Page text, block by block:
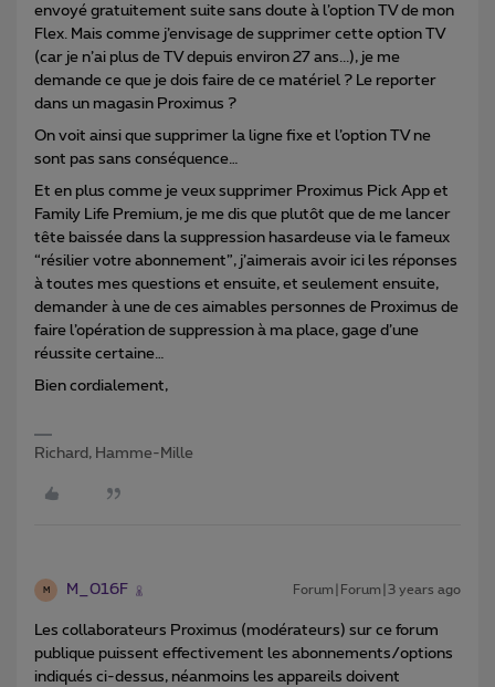
envoyé gratuitement suite sans doute à l’option TV de mon
Flex. Mais comme j’envisage de supprimer cette option TV
(car je n’ai plus de TV depuis environ 27 ans...), je me
demande ce que je dois faire de ce matériel ? Le reporter
dans un magasin Proximus ?
On voit ainsi que supprimer la ligne fixe et l’option TV ne
sont pas sans conséquence…
Et en plus comme je veux supprimer Proximus Pick App et
Family Life Premium, je me dis que plutôt que de me lancer
tête baissée dans la suppression hasardeuse via le fameux
“résilier votre abonnement”, j’aimerais avoir ici les réponses
à toutes mes questions et ensuite, et seulement ensuite,
demander à une de ces aimables personnes de Proximus de
faire l’opération de suppression à ma place, gage d’une
réussite certaine…
Bien cordialement,
Richard, Hamme-Mille
M M_016F Forum|Forum|3 years ago
Les collaborateurs Proximus (modérateurs) sur ce forum
publique puissent effectivement les abonnements/options
indiqués ci-dessus, néanmoins les appareils doivent